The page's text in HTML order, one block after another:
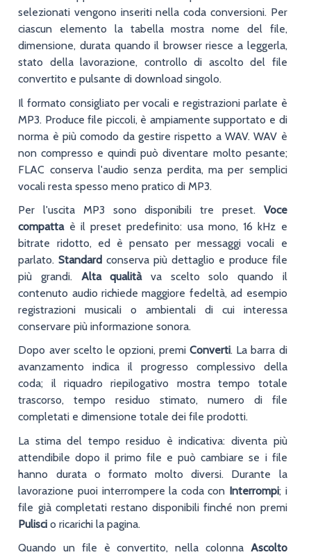
selezionati vengono inseriti nella coda conversioni. Per
ciascun elemento la tabella mostra nome del file,
dimensione, durata quando il browser riesce a leggerla,
stato della lavorazione, controllo di ascolto del file
convertito e pulsante di download singolo.
Il formato consigliato per vocali e registrazioni parlate è
MP3. Produce file piccoli, è ampiamente supportato e di
norma è più comodo da gestire rispetto a WAV. WAV è
non compresso e quindi può diventare molto pesante;
FLAC conserva l'audio senza perdita, ma per semplici
vocali resta spesso meno pratico di MP3.
Per l'uscita MP3 sono disponibili tre preset. Voce
compattaè il preset predefinito: usa mono, 16 kHz e
bitrate ridotto, ed è pensato per messaggi vocali e
parlato.Standard conserva più dettaglio e produce file
più grandi. Alta qualitàva scelto solo quando il
contenuto audio richiede maggiore fedeltà, ad esempio
registrazioni musicali o ambientali di cui interessa
conservare più informazione sonora.
Dopo aver scelto le opzioni, premiConverti. La barra di
avanzamento indica il progresso complessivo della
coda; il riquadro riepilogativo mostra tempo totale
trascorso, tempo residuo stimato, numero di file
completati e dimensione totale dei file prodotti.
La stima del tempo residuo è indicativa: diventa più
attendibile dopo il primo file e può cambiare se i file
hanno durata o formato molto diversi. Durante la
lavorazione puoi interrompere la coda con Interrompi; i
file già completati restano disponibili finché non premi
Pulisci o ricarichi la pagina.
Quando un file è convertito, nella colonna Ascolto